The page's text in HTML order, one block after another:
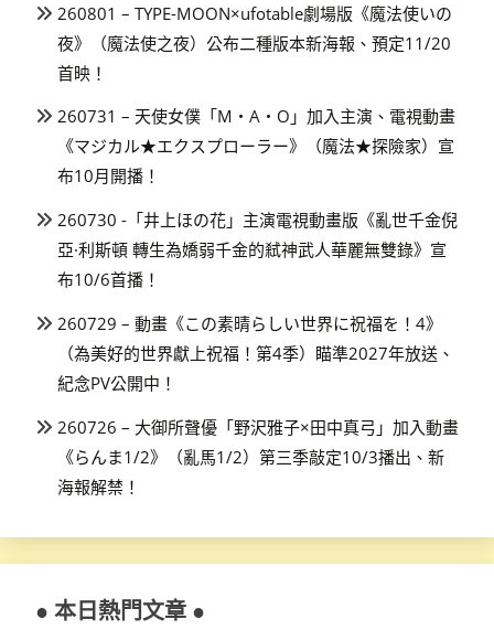
260801 – TYPE-MOON×ufotable劇場版《魔法使いの
夜》（魔法使之夜）公布二種版本新海報、預定11/20
首映！
260731 – 天使女僕「M・A・O」加入主演、電視動畫
《マジカル★エクスプローラー》（魔法★探險家）宣
布10月開播！
260730 -「井上ほの花」主演電視動畫版《亂世千金倪
亞·利斯頓 轉生為嬌弱千金的弒神武人華麗無雙錄》宣
布10/6首播！
260729 – 動畫《この素晴らしい世界に祝福を！4》
（為美好的世界獻上祝福！第4季）瞄準2027年放送、
紀念PV公開中！
260726 – 大御所聲優「野沢雅子×田中真弓」加入動畫
《らんま1/2》（亂馬1/2）第三季敲定10/3播出、新
海報解禁！
● 本日熱門文章 ●